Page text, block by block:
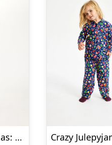
Årets julepyjamas: Sød Pyjamas Rød – herre / mænd.